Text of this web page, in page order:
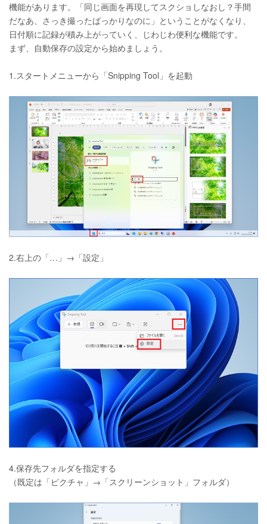
機能があります。「同じ画面を再現してスクショしなおし？手間
だなあ、さっき撮ったばっかりなのに」ということがなくなり、
日付順に記録が積み上がっていく、じわじわ便利な機能です。
まず、自動保存の設定から始めましょう。
1.スタートメニューから「Snipping Tool」を起動
2.右上の「…」→「設定」
4.保存先フォルダを指定する
（既定は「ピクチャ」→「スクリーンショット」フォルダ）